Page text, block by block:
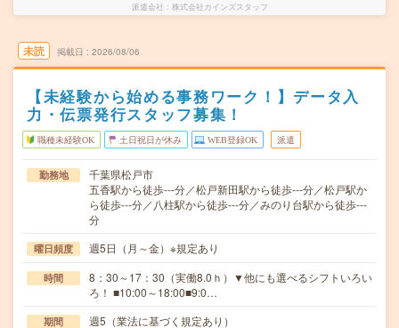
派遣会社 株式会社カインズスタッフ
未読 掲載日 2026/08/06
【未経験から始める事務ワーク！】データ入
力・伝票発行スタッフ募集！
職種未経験OK 土日祝日が休み WEB登録OK 派遣
勤務地
千葉県松戸市
五香駅から徒歩---分／松戸新田駅から徒歩---分／松戸駅か
ら徒歩---分／八柱駅から徒歩---分／みのり台駅から徒歩---
分
曜日頻度 週5日（月～金）※規定あり
時間
8：30～17：30（実働8.0ｈ）▼他にも選べるシフトいろい
ろ！ ■10:00～18:00■9:0…
期間 週5（業法に基づく規定あり）